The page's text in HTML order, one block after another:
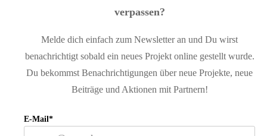
verpassen?
Melde dich einfach zum Newsletter an und Du wirst
benachrichtigt sobald ein neues Projekt online gestellt wurde.
Du bekommst Benachrichtigungen über neue Projekte, neue
Beiträge und Aktionen mit Partnern!
E-Mail*